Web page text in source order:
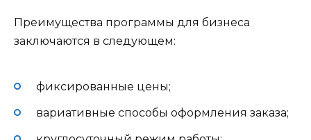
Преимущества программы для бизнеса
заключаются в следующем:
фиксированные цены;
вариативные способы оформления заказа;